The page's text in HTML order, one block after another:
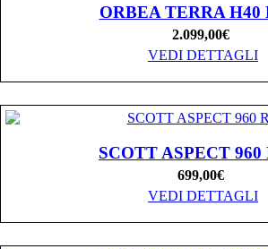
ORBEA TERRA H40
2.099,00€
VEDI DETTAGLI
SCOTT ASPECT 960
699,00€
VEDI DETTAGLI